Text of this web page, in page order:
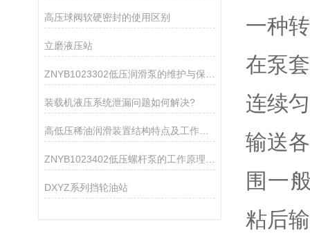
高压球阀软硬密封的使用区别
立磨液压站
装载机液压系统泄漏问题如何解决?
高低压稀油润滑装置结构特点及工作原理
DXYZ系列挡轮油站
一种
在泵
连续
输送
围一
粘后